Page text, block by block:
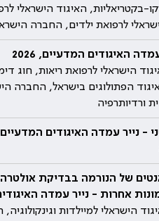
האיגוד הישראלי
לרפואת ילדים, החברה
האיגודים המדעיים, 2026
הישראלי לרפואת ריאות, חוג
הפתולוגים בישראל, החברה
ורדיותרפיה
עמדה האיגודים המדעיים,
של הנורמה בבדיקת
אחרות - נייר עמדה האיגודים
הישראלי למיילדות